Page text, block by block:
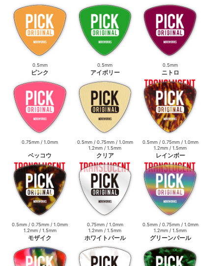
0.5mm 0.5mm 0.5mm
ピンク
0.75mm / 1.0mm
アイボリー
0.5mm / 0.75mm / 1.0mm
1.2mm / 1.5mm
ニトロ
0.5mm / 0.75mm / 1.0mm
1.2mm / 1.5mm
ベッコウ
0.5mm / 0.75mm / 1.0mm
1.2mm / 1.5mm
クリア
0.75mm / 1.0mm
1.2mm / 1.5mm
レインボー
0.5mm / 0.75mm / 1.0mm
1.2mm / 1.5mm
モザイク ホワイトパール グリーンパール